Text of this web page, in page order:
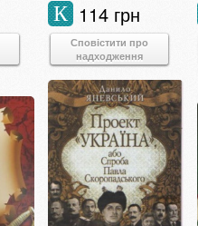
114 грн
К
Сповістити про
надходження